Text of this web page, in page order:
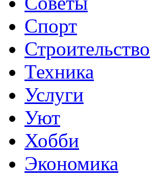
Спорт
Строительство
Техника
Услуги
Уют
Хобби
Экономика